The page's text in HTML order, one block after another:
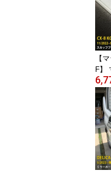
鏡
ー
ス
【
F】
022
テ
ッ
プ
傷
ア
パ
レ